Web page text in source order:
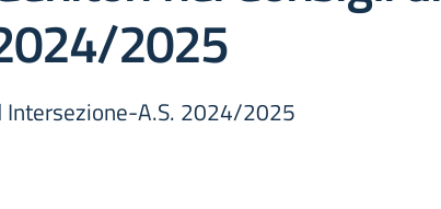
2025
Intersezione-A.S. 2024/2025